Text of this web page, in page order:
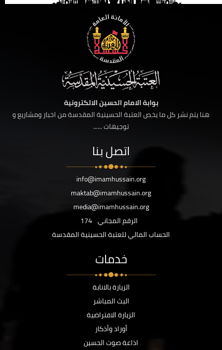
بوابة الامام الحسين الالكترونية
هنا يتم نشر كل ما يخص العتبة الحسينية المقدسة من اخبار ومشاريع و
توجيهات ......
اتصل بنا
info@imamhussain.org
maktab@imamhussain.org
media@imamhussain.org
الرقم المجاني 174
الحساب المالي للعتبة الحسينية المقدسة
خدمات
الزيارة بالانابة
البث المباشر
الزيارة الافتراضية
أوراد وأذكار
اذاعة صوت الحسين